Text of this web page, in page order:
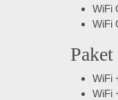
WiFi
WiFi
WiFi
WiFi